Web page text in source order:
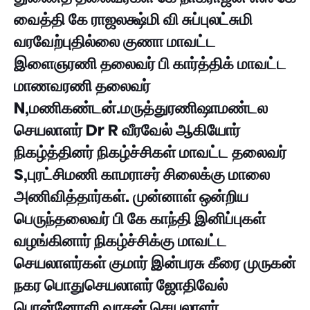
வைத்தி கே ராஜலக்ஷ்மி வி சுப்புலட்சுமி
வரவேற்புதில்லை குணா மாவட்ட
இளைஞரணி தலைவர் பி கார்த்திக் மாவட்ட
மாணவரணி தலைவர்
N,மணிகண்டன்.மருத்துரணிஷாமண்டல
செயலாளர் Dr R வீரவேல் ஆகியோர்
நிகழ்த்தினர் நிகழ்ச்சிகள் மாவட்ட தலைவர்
S,புரட்சிமணி காமராசர் சிலைக்கு மாலை
அணிவித்தார்கள். முன்னாள் ஒன்றிய
பெருந்தலைவர் பி கே காந்தி இனிப்புகள்
வழங்கினார் நிகழ்ச்சிக்கு மாவட்ட
செயலாளர்கள் குமார் இன்பரசு கீரை முருகன்
நகர பொதுசெயலாளர் ஜோதிவேல்